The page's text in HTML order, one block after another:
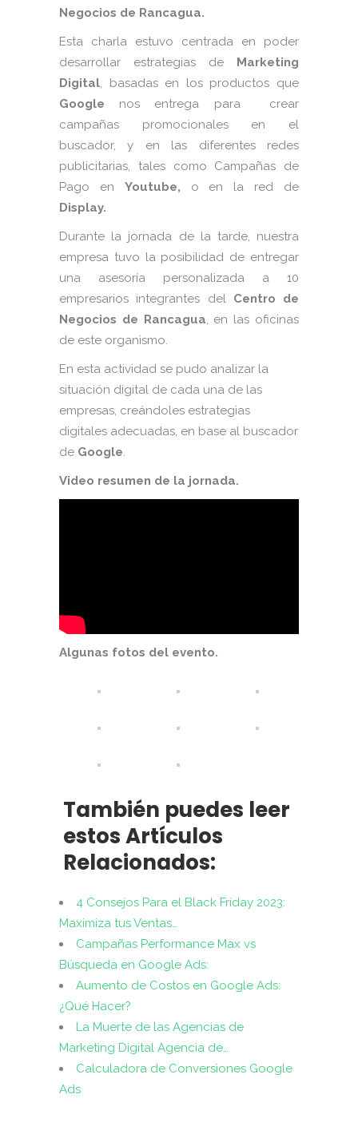
Negocios de Rancagua.
Esta charla estuvo centrada en poder
desarrollar estrategias de Marketing
Digital, basadas en los productos que
Google nos entrega para crear
campañas promocionales en el
buscador, y en las diferentes redes
publicitarias, tales como Campañas de
Pago en Youtube, o en la red de
Display.
Durante la jornada de la tarde, nuestra
empresa tuvo la posibilidad de entregar
una asesoría personalizada a 10
empresarios integrantes del Centro de
Negocios de Rancagua, en las oficinas
de este organismo.
En esta actividad se pudo analizar la
situación digital de cada una de las
empresas, creándoles estrategias
digitales adecuadas, en base al buscador
de Google.
Video resumen de la jornada.
Algunas fotos del evento.
También puedes leer
estos Artículos
Relacionados:
4 Consejos Para el Black Friday 2023:
Maximiza tus Ventas…
Campañas Performance Max vs
Búsqueda en Google Ads:
Aumento de Costos en Google Ads:
¿Qué Hacer?
La Muerte de las Agencias de
Marketing Digital Agencia de…
Calculadora de Conversiones Google
Ads